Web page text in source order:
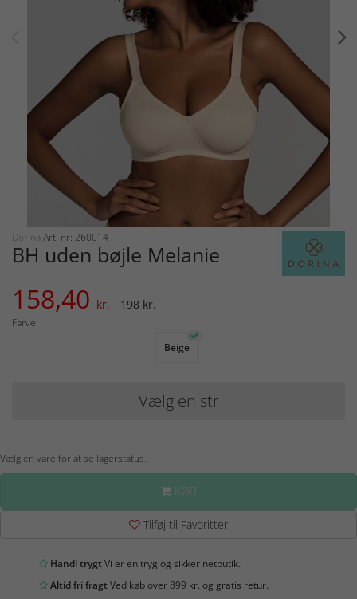
Dorina Art. nr: 260014
BH uden bøjle Melanie
158,40 kr. 198 kr.
Farve
Beige
Vælg en str
Vælg en vare for at se lagerstatus.
KØB
Tilføj til Favoritter
Handl trygtVi er en tryg og sikker netbutik.
Altid fri fragtVed køb over 899 kr. og gratis retur.